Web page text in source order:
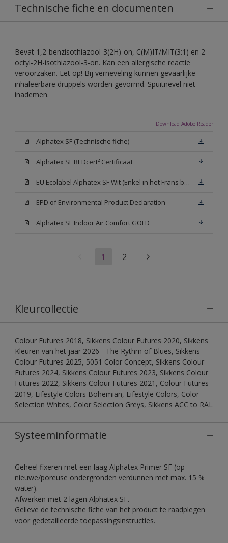
Technische fiche en documenten
Bevat 1,2-benzisothiazool-3(2H)-on, C(M)IT/MIT(3:1) en 2-
octyl-2H-isothiazool-3-on. Kan een allergische reactie
veroorzaken. Let op! Bij verneveling kunnen gevaarlijke
inhaleerbare druppels worden gevormd. Spuitnevel niet
inademen.
Download Adobe Reader
Alphatex SF (Technische fiche)
Alphatex SF REDcert² Certificaat
EU Ecolabel Alphatex SF Wit (Enkel in het Frans beschikbaar)
EPD of Environmental Product Declaration
Alphatex SF Indoor Air Comfort GOLD
1 2
Kleurcollectie
Colour Futures 2018, Sikkens Colour Futures 2020, Sikkens
Kleuren van het jaar 2026 - The Rythm of Blues, Sikkens
Colour Futures 2025, 5051 Color Concept, Sikkens Colour
Futures 2024, Sikkens Colour Futures 2023, Sikkens Colour
Futures 2022, Sikkens Colour Futures 2021, Colour Futures
2019, Lifestyle Colors Bohemian, Lifestyle Colors, Color
Selection Whites, Color Selection Greys, Sikkens ACC to RAL
Systeeminformatie
Geheel fixeren met een laag Alphatex Primer SF (op
nieuwe/poreuse ondergronden verdunnen met max. 15 %
water).
Afwerken met 2 lagen Alphatex SF.
Gelieve de technische fiche van het product te raadplegen
voor gedetailleerde toepassingsinstructies.